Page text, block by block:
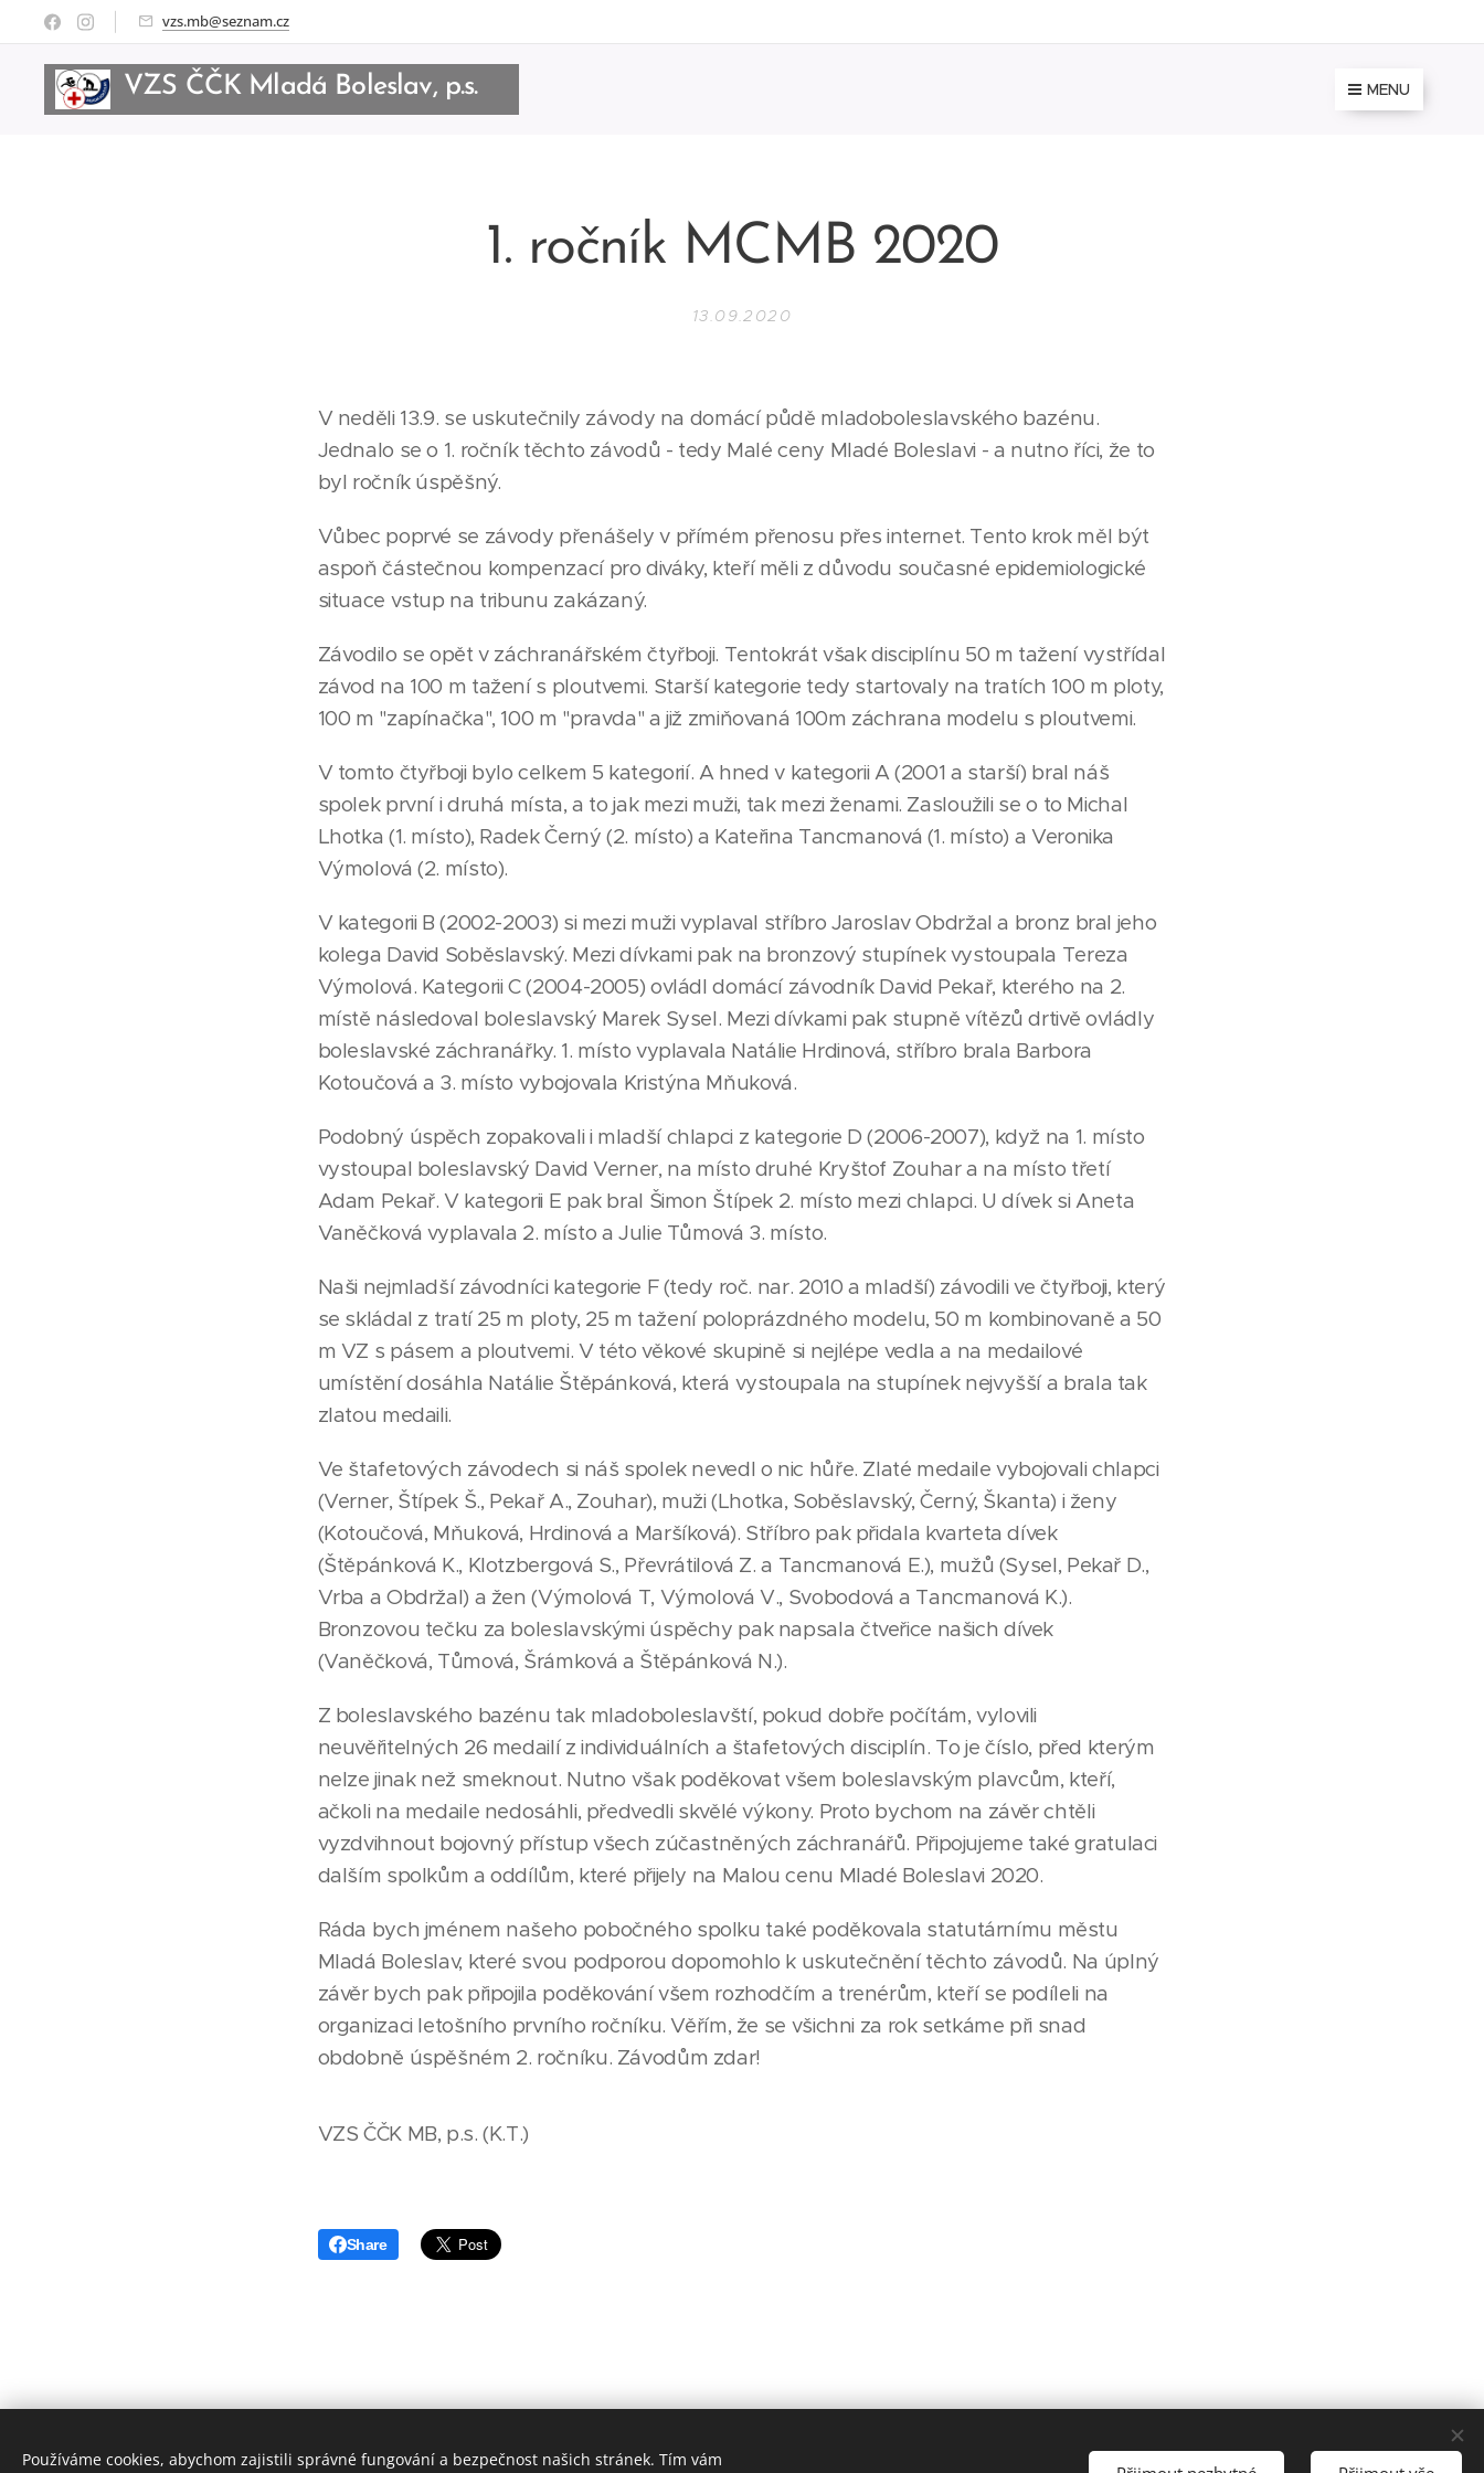
vzs.mb@seznam.cz
VZS ČČK Mladá Boleslav, p.s.
MENU
1. ročník MCMB 2020
13.09.2020
V neděli 13.9. se uskutečnily závody na domácí půdě mladoboleslavského bazénu.
Jednalo se o 1. ročník těchto závodů - tedy Malé ceny Mladé Boleslavi - a nutno říci, že to
byl ročník úspěšný.
Vůbec poprvé se závody přenášely v přímém přenosu přes internet. Tento krok měl být
aspoň částečnou kompenzací pro diváky, kteří měli z důvodu současné epidemiologické
situace vstup na tribunu zakázaný.
Závodilo se opět v záchranářském čtyřboji. Tentokrát však disciplínu 50 m tažení vystřídal
závod na 100 m tažení s ploutvemi. Starší kategorie tedy startovaly na tratích 100 m ploty,
100 m "zapínačka", 100 m "pravda" a již zmiňovaná 100m záchrana modelu s ploutvemi.
V tomto čtyřboji bylo celkem 5 kategorií. A hned v kategorii A (2001 a starší) bral náš
spolek první i druhá místa, a to jak mezi muži, tak mezi ženami. Zasloužili se o to Michal
Lhotka (1. místo), Radek Černý (2. místo) a Kateřina Tancmanová (1. místo) a Veronika
Výmolová (2. místo).
V kategorii B (2002-2003) si mezi muži vyplaval stříbro Jaroslav Obdržal a bronz bral jeho
kolega David Soběslavský. Mezi dívkami pak na bronzový stupínek vystoupala Tereza
Výmolová. Kategorii C (2004-2005) ovládl domácí závodník David Pekař, kterého na 2.
místě následoval boleslavský Marek Sysel. Mezi dívkami pak stupně vítězů drtivě ovládly
boleslavské záchranářky. 1. místo vyplavala Natálie Hrdinová, stříbro brala Barbora
Kotoučová a 3. místo vybojovala Kristýna Mňuková.
Podobný úspěch zopakovali i mladší chlapci z kategorie D (2006-2007), když na 1. místo
vystoupal boleslavský David Verner, na místo druhé Kryštof Zouhar a na místo třetí
Adam Pekař. V kategorii E pak bral Šimon Štípek 2. místo mezi chlapci. U dívek si Aneta
Vaněčková vyplavala 2. místo a Julie Tůmová 3. místo.
Naši nejmladší závodníci kategorie F (tedy roč. nar. 2010 a mladší) závodili ve čtyřboji, který
se skládal z tratí 25 m ploty, 25 m tažení poloprázdného modelu, 50 m kombinovaně a 50
m VZ s pásem a ploutvemi. V této věkové skupině si nejlépe vedla a na medailové
umístění dosáhla Natálie Štěpánková, která vystoupala na stupínek nejvyšší a brala tak
zlatou medaili.
Ve štafetových závodech si náš spolek nevedl o nic hůře. Zlaté medaile vybojovali chlapci
(Verner, Štípek Š., Pekař A., Zouhar), muži (Lhotka, Soběslavský, Černý, Škanta) i ženy
(Kotoučová, Mňuková, Hrdinová a Maršíková). Stříbro pak přidala kvarteta dívek
(Štěpánková K., Klotzbergová S., Převrátilová Z. a Tancmanová E.), mužů (Sysel, Pekař D.,
Vrba a Obdržal) a žen (Výmolová T, Výmolová V., Svobodová a Tancmanová K.).
Bronzovou tečku za boleslavskými úspěchy pak napsala čtveřice našich dívek
(Vaněčková, Tůmová, Šrámková a Štěpánková N.).
Z boleslavského bazénu tak mladoboleslavští, pokud dobře počítám, vylovili
neuvěřitelných 26 medailí z individuálních a štafetových disciplín. To je číslo, před kterým
nelze jinak než smeknout. Nutno však poděkovat všem boleslavským plavcům, kteří,
ačkoli na medaile nedosáhli, předvedli skvělé výkony. Proto bychom na závěr chtěli
vyzdvihnout bojovný přístup všech zúčastněných záchranářů. Připojujeme také gratulaci
dalším spolkům a oddílům, které přijely na Malou cenu Mladé Boleslavi 2020.
Ráda bych jménem našeho pobočného spolku také poděkovala statutárnímu městu
Mladá Boleslav, které svou podporou dopomohlo k uskutečnění těchto závodů. Na úplný
závěr bych pak připojila poděkování všem rozhodčím a trenérům, kteří se podíleli na
organizaci letošního prvního ročníku. Věřím, že se všichni za rok setkáme při snad
obdobně úspěšném 2. ročníku. Závodům zdar!
VZS ČČK MB, p.s. (K.T.)
Share
© 2019-2026 VZS ČČK Mladá Boleslav, p.s.
Používáme cookies, abychom zajistili správné fungování a bezpečnost našich stránek. Tím vám